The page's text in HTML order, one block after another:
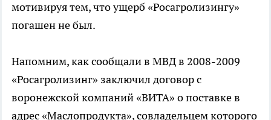
мотивируя тем, что ущерб «Росагролизингу»
погашен не был.
Напомним, как сообщали в МВД в 2008-2009
«Росагролизинг» заключил договор с
воронежской компаний «ВИТА» о поставке в
адрес «Маслопродукта», совладельцем которого